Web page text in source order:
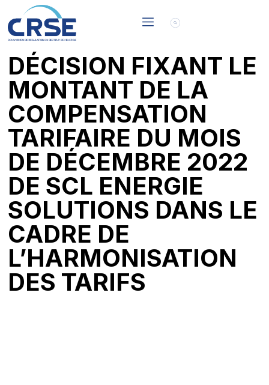
DÉCISION FIXANT LE
MONTANT DE LA
COMPENSATION
TARIFAIRE DU MOIS
DE DÉCEMBRE 2022
DE SCL ENERGIE
SOLUTIONS DANS LE
CADRE DE
L’HARMONISATION
DES TARIFS